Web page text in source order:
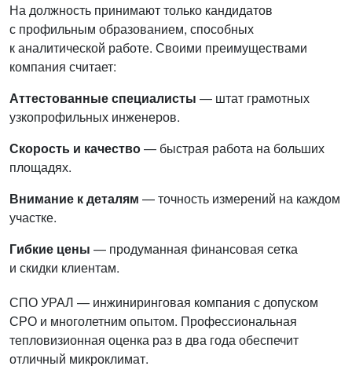
На должность принимают только кандидатов
с профильным образованием, способных
к аналитической работе. Своими преимуществами
компания считает:
Аттестованные специалисты — штат грамотных
узкопрофильных инженеров.
Скорость и качество— быстрая работа на больших
площадях.
Внимание к деталям — точность измерений на каждом
участке.
Гибкие цены — продуманная финансовая сетка
и скидки клиентам.
СПО УРАЛ — инжиниринговая компания с допуском
СРО и многолетним опытом. Профессиональная
тепловизионная оценка раз в два года обеспечит
отличный микроклимат.